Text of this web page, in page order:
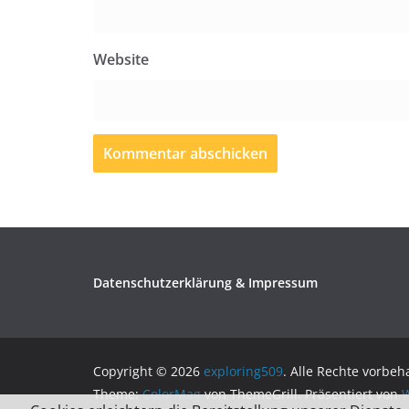
Website
Datenschutzerklärung & Impressum
Copyright © 2026 exploring509. Alle Rechte
Theme:ColorMagvon ThemeGrill. Präsentiert von